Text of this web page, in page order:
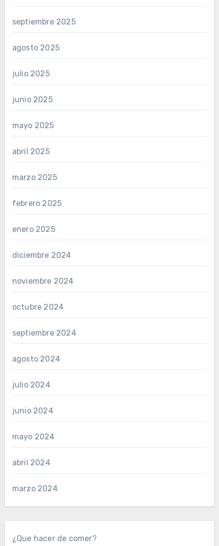
septiembre 2025
agosto 2025
julio 2025
junio 2025
mayo 2025
abril 2025
marzo 2025
febrero 2025
enero 2025
diciembre 2024
noviembre 2024
octubre 2024
septiembre 2024
agosto 2024
julio 2024
junio 2024
mayo 2024
abril 2024
marzo 2024
¿Que hacer de comer?